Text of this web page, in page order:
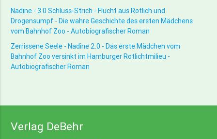
Nadine - 3.0 Schluss-Strich - Flucht aus Rotlich und
Drogensumpf - Die wahre Geschichte des ersten Mädchens
vom Bahnhof Zoo - Autobiografischer Roman
Zerrissene Seele - Nadine 2.0 - Das erste Mädchen vom
Bahnhof Zoo versinkt im Hamburger Rotlichtmilieu -
Autobiografischer Roman
Verlag DeBehr